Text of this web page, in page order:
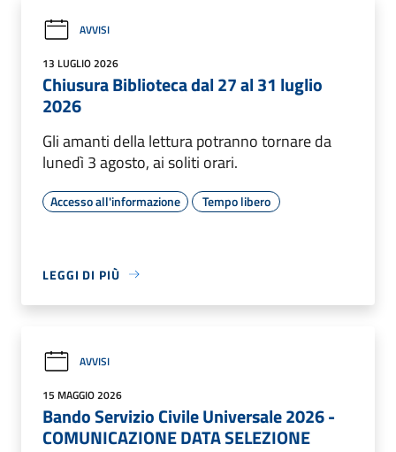
AVVISI
13 LUGLIO 2026
Chiusura Biblioteca dal 27 al 31 luglio
2026
Gli amanti della lettura potranno tornare da
lunedì 3 agosto, ai soliti orari.
Accesso all'informazione Tempo libero
LEGGI DI PIÙ
AVVISI
15 MAGGIO 2026
Bando Servizio Civile Universale 2026 -
COMUNICAZIONE DATA SELEZIONE